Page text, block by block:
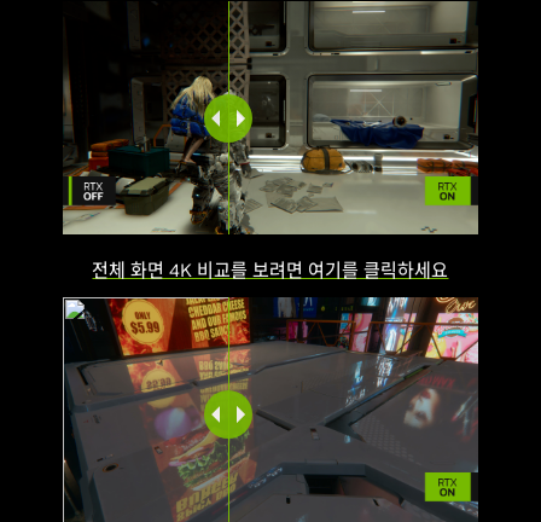
전체 화면 4K 비교를 보려면 여기를 클릭하세요